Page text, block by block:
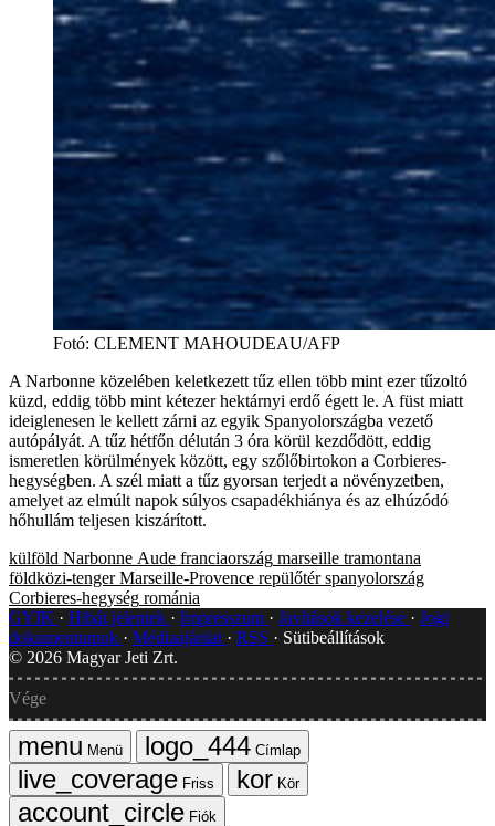
Fotó: CLEMENT MAHOUDEAU/AFP
A Narbonne közelében keletkezett tűz ellen több mint ezer tűzoltó
küzd, eddig több mint kétezer hektárnyi erdő égett le. A füst miatt
ideiglenesen le kellett zárni az egyik Spanyolországba vezető
autópályát. A tűz hétfőn délután 3 óra körül kezdődött, eddig
ismeretlen körülmények között, egy szőlőbirtokon a Corbieres-
hegységben. A szél miatt a tűz gyorsan terjedt a növényzetben,
amelyet az elmúlt napok súlyos csapadékhiánya és az elhúzódó
hőhullám teljesen kiszárított.
külföld Narbonne Aude franciaország marseille tramontana
földközi-tenger Marseille-Provence repülőtér spanyolország
Corbieres-hegység románia
GYIK
Hibát jelentek Impresszum Javítások kezelése
Jogi
dokumentumok
Médiaajánlat RSS
Sütibeállítások
© 2026 Magyar Jeti Zrt.
Vége
Menü
Címlap
Friss
Kör
Fiók